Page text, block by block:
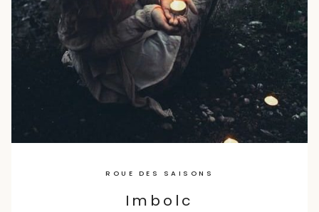
ROUE DES SAISONS
Imbolc